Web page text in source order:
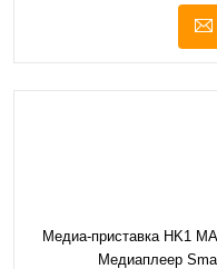
Медиа-приставка HK1
Медиаплеер